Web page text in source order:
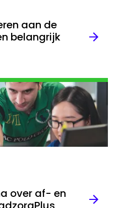
aan de
belangrijk
over af- en